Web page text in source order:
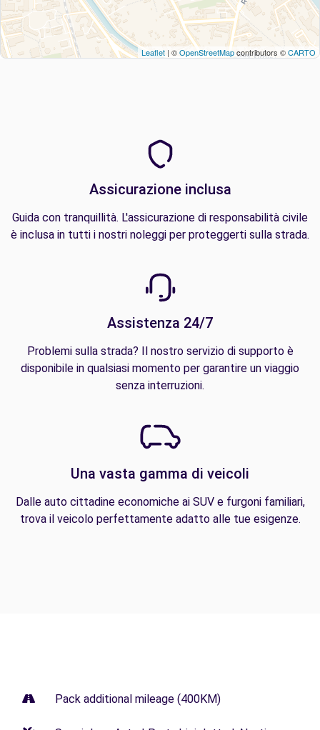
Leaflet | ©OpenStreetMapcontributors ©CARTO
Assicurazione inclusa
Guida con tranquillità. L'assicurazione di responsabilità civile
è inclusa in tutti i nostri noleggi per proteggerti sulla strada.
Assistenza 24/7
Problemi sulla strada? Il nostro servizio di supporto è
disponibile in qualsiasi momento per garantire un viaggio
senza interruzioni.
Una vasta gamma di veicoli
Dalle auto cittadine economiche ai SUV e furgoni familiari,
trova il veicolo perfettamente adatto alle tue esigenze.
Pack additional mileage (400KM)